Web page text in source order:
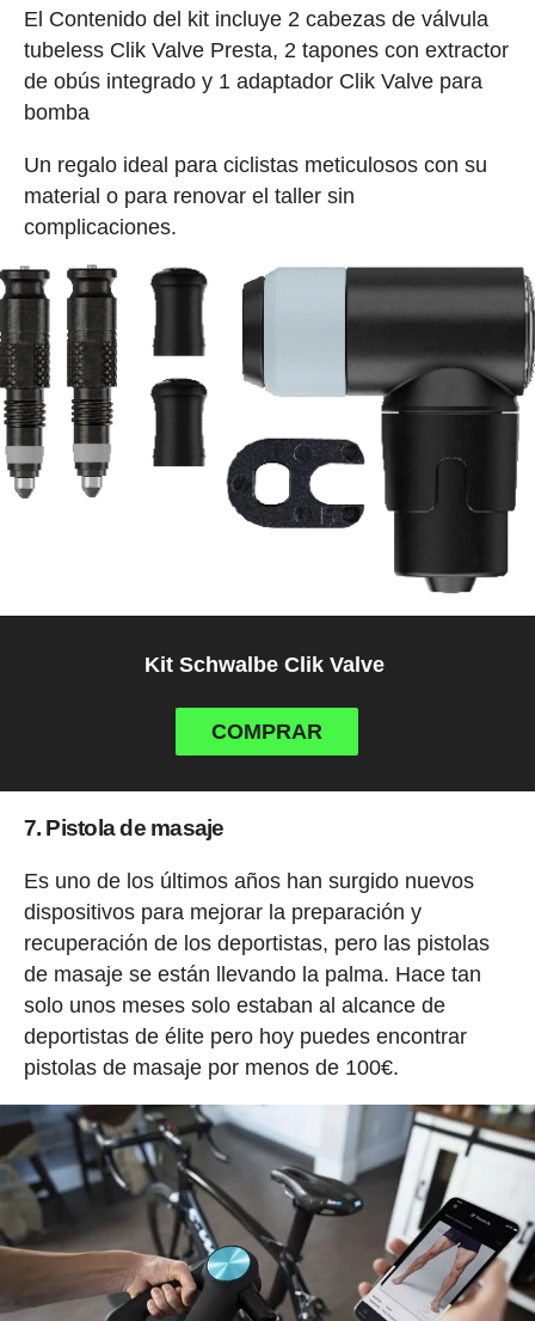
El Contenido del kit incluye 2 cabezas de válvula
tubeless Clik Valve Presta, 2 tapones con extractor
de obús integrado y 1 adaptador Clik Valve para
bomba
Un regalo ideal para ciclistas meticulosos con su
material o para renovar el taller sin
complicaciones.
Kit Schwalbe Clik Valve
COMPRAR
7. Pistola de masaje
Es uno de los últimos años han surgido nuevos
dispositivos para mejorar la preparación y
recuperación de los deportistas, pero las pistolas
de masaje se están llevando la palma. Hace tan
solo unos meses solo estaban al alcance de
deportistas de élite pero hoy puedes encontrar
pistolas de masaje por menos de 100€.